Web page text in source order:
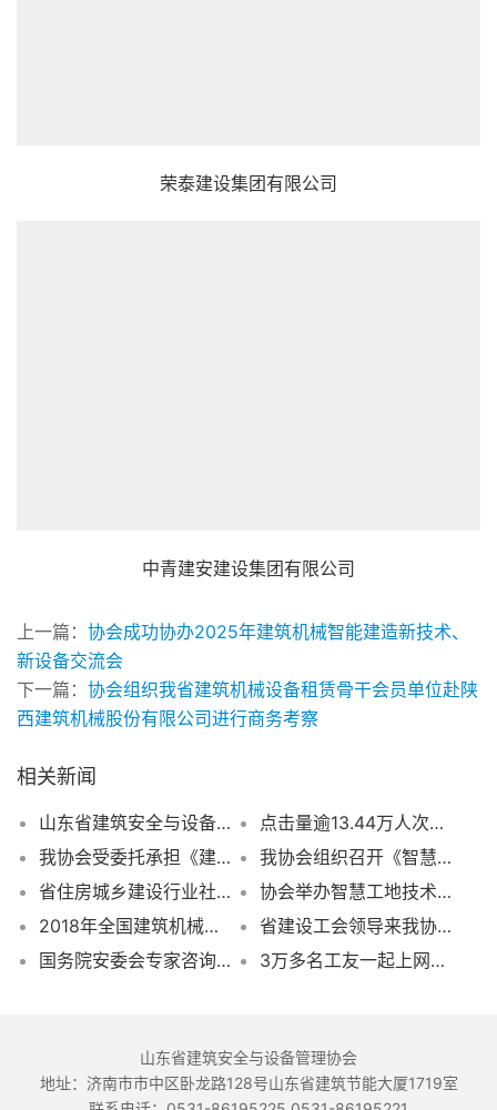
荣泰建设集团有限公司
中青建安建设集团有限公司
上一篇： 协会成功协办2025年建筑机械智能建造新技术、
新设备交流会
下一篇： 协会组织我省建筑机械设备租赁骨干会员单位赴陕
西建筑机械股份有限公司进行商务考察
相关新闻
山东省建筑安全与设备管理协会关于开展房屋市政工程安责险事故预防服务标识网络投票活动的通知
点击量逾13.44万人次，全网观看约60万人我协会成功举办智慧工地建设云观摩活动
我协会受委托承担《建筑施工特种作业人员安全技术培训教材》编写任务
我协会组织召开《智慧化工地建设与推广》座谈会议
省住房城乡建设行业社会组织第一第二联合党支部赴莱芜战役纪念馆接受红色革命教育
协会举办智慧工地技术及装备展
2018年全国建筑机械管理与租赁相关协会秘书长工作会议召开
省建设工会领导来我协会调研指导工作
国务院安委会专家咨询委员会建筑施工专业委员会在济南召开双控体系课题审查结题会
3万多名工友一起上网课——协会成功举办安全生产月网络公益培训
山东省建筑安全与设备管理协会
地址：济南市市中区卧龙路128号山东省建筑节能大厦1719室